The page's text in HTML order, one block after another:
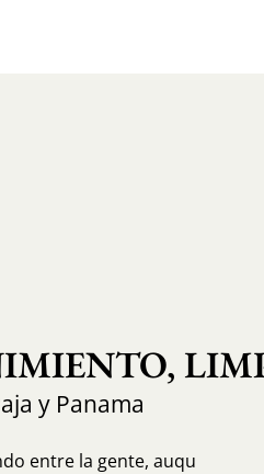
y Panama
entre la gente, auqu